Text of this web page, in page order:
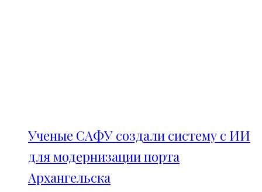
Ученые САФУ создали систему с ИИ
для модернизации порта
Архангельска